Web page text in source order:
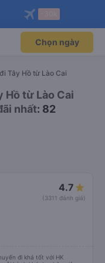
Mở app
qua
Mở app
Chọn ngày
Tây Hồ từ Lào Cai
Hồ từ Lào Cai
nhất: 82
4.7
(3311 đánh giá)
đi khá tốt với HK